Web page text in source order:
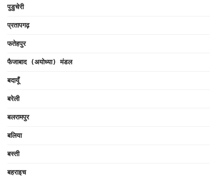
पुडुचेरी
प्रतापगढ़
फतेहपुर
फैजाबाद (अयोध्या) मंडल
बदायूँ
बरेली
बलरामपुर
बलिया
बस्ती
बहराइच